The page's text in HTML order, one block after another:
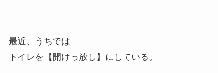
最近、うちでは
トイレを【開けっ放し】にしている。